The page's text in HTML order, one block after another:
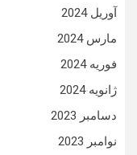
آوریل 2024
مارس 2024
فوریه 2024
ژانویه 2024
دسامبر 2023
نوامبر 2023